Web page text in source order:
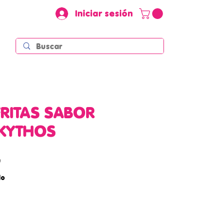
Iniciar sesión
SABOR
Precio